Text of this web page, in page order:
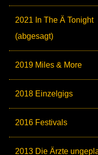
2021 In The Ä Tonight
(abgesagt)
2019 Miles & More
2018 Einzelgigs
2016 Festivals
2013 Die Ärzte